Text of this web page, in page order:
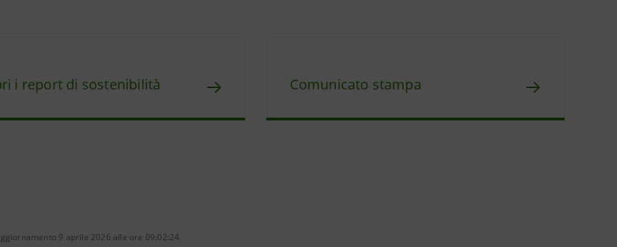
i report di sostenibilità Comunicato stampa
9 aprile 2026 alle ore 09:02:24